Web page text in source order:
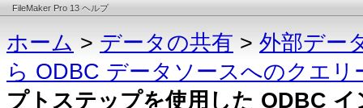
FileMaker Pro 13 ヘルプ
ホーム > データの共有 > 外部デー
ら ODBC データソースへのクエリ
プトステップを使用した ODBC